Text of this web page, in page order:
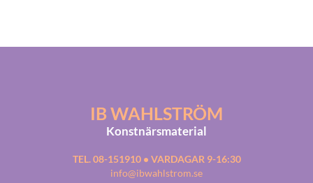
IB WAHLSTRÖM
Konstnärsmaterial
TEL. 08-151910 • VARDAGAR 9-16:30
info@ibwahlstrom.se